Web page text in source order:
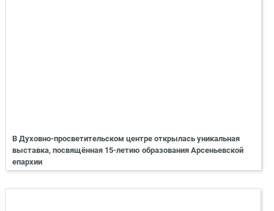
В Духовно-просветительском центре открылась уникальная
выставка, посвящённая 15-летию образования Арсеньевской
епархии